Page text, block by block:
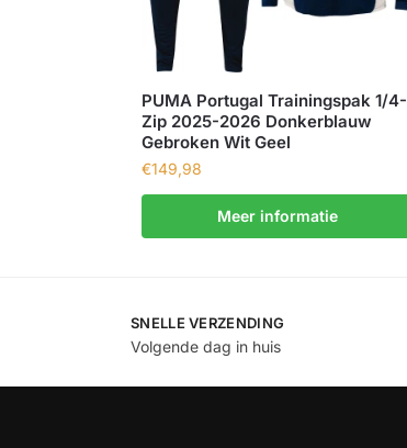
PUMA Portugal Trainingspak 1/4-
Zip 2025-2026 Donkerblauw
Gebroken Wit Geel
€149,98
Meer informatie
SNELLE VERZENDING
Volgende dag in huis